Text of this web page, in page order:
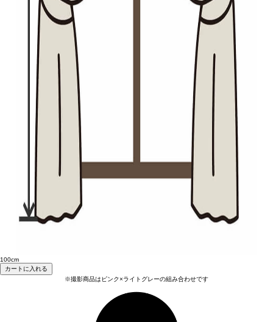
100cm
カートに入れる
※撮影商品はピンク×ライトグレーの組み合わせです